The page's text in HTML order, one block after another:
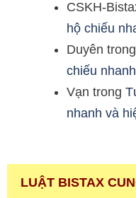
CSKH-
hộ chiếu
Duyên trong
chiếu
Vạn trong
nhanh và
LUẬT BISTAX